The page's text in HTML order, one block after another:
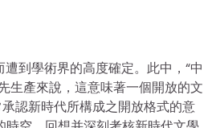
到學術界的高度確定。此中，“中
生產來說，這意味著一個開放的文
認新時代所構成之開放格式的意